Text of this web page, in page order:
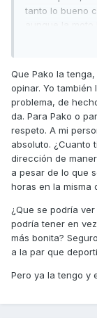
tanto lo bueno
ha sido el
nada al
observa bien al
importante en
reflejada en el
al darle el sol).
moto, que al
instrumentos(
que los de
instrumentos,
no se ve
perjuicios para
compradores
críticas de
como lo
Que Pako la
opinar. Yo
problema, de
da. Para Pako o
respeto. A mi
absoluto. ¿Cuanto
dirección de
a pesar de lo que
horas en la misma
¿Que se podría
podría tener en
más bonita?
a la par que
Pero ya la tengo y